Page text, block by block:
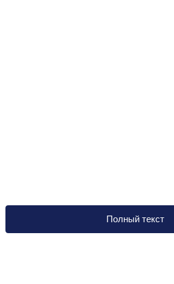
Полный текст